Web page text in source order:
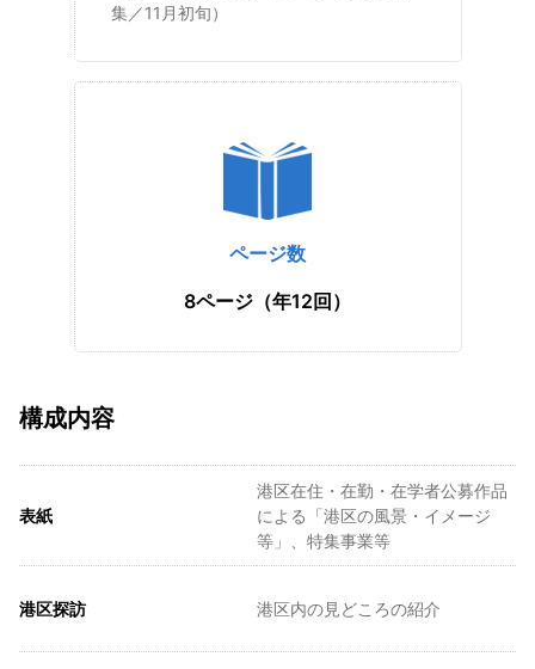
集／11月初旬）
ページ数
8ページ（年12回）
構成内容
表紙
港区在住・在勤・在学者公募作品
による「港区の風景・イメージ
等」、特集事業等
港区探訪 港区内の見どころの紹介